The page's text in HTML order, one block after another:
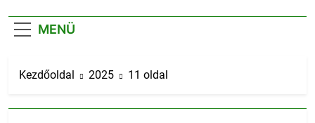
MENÜ
Kezdőoldal 2025 11 oldal